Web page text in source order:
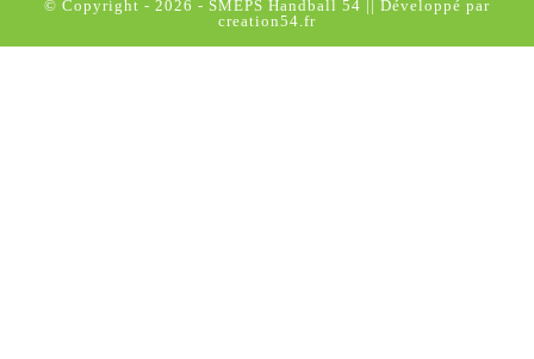
© Copyright - 2026 - SMEPS Handball 54 || Développé par
creation54.fr